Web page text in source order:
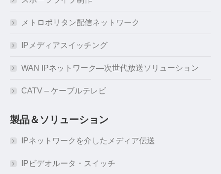
メトロポリタン配信ネットワーク
IPメディアスイッチング
WAN IPネットワーク―次世代放送ソリューション
CATV – ケーブルテレビ
製品＆ソリューション
IPネットワークを介したメディア伝送
IPビデオルータ・スイッチ